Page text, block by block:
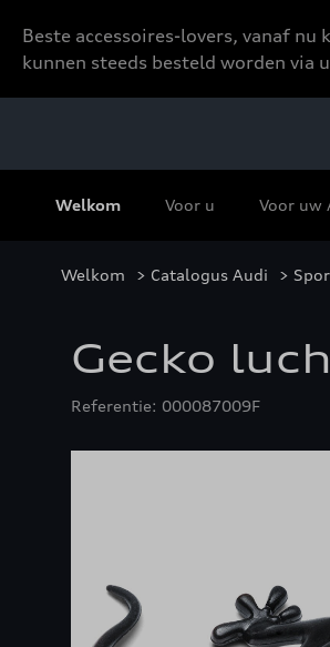
Beste accessoires-lovers, vanaf
kunnen steeds besteld worden via
Welkom Voor u Voor uw
Welkom > Catalogus Audi >
Gecko
Referentie: 000087009F